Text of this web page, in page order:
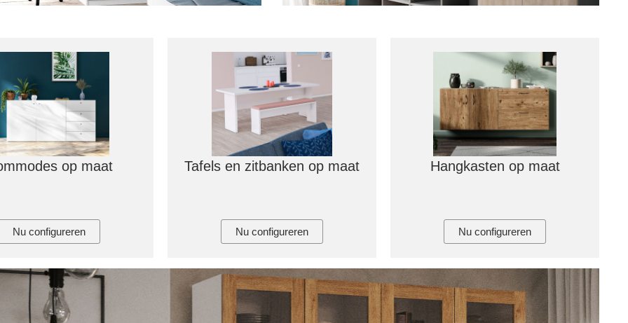
op maat
Nu configureren
Tafels en zitbanken op maat
Nu configureren
Hangkasten op maat
Nu configureren